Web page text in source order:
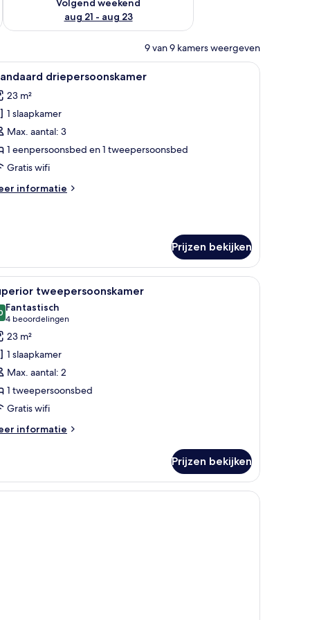
Volgend weekend
aug 21 - aug 23
9 van 9 kamers weergeven
een stoel en uitzicht op de omgeving.Een hotelkamer met een groot bed, een
6 driepersoonskamer
23 m²
1 slaapkamer
Max. aantal: 3
1 eenpersoonsbed en 1 tweepersoonsbed
Gratis wifi
informatie
Prijzen bekijken
bed, een zithoek, een televisie en uitzicht op de stad.
Een hotelkamer met een groot bed, een
7 tweepersoonskamer
van 10
Fantastisch
4 beoordelingen
(4
beoordelingen)
23 m²
1 slaapkamer
Max. aantal: 2
1 tweepersoonsbed
Gratis wifi
informatie
Prijzen bekijken